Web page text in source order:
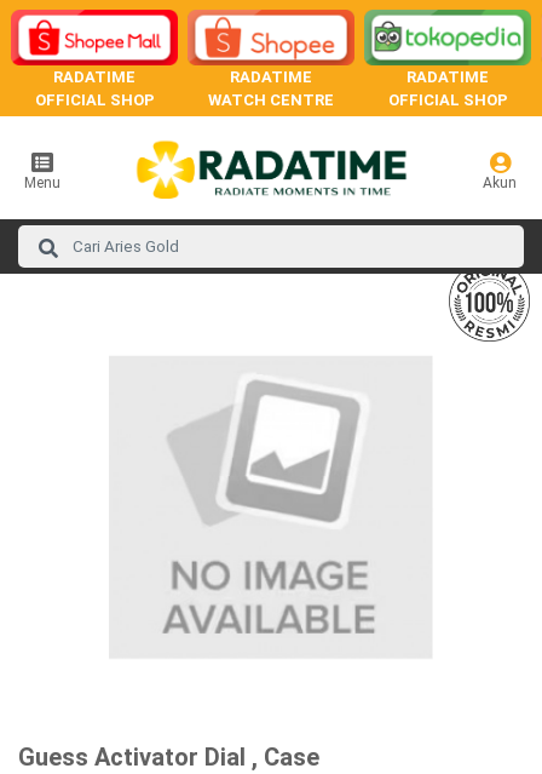
RADATIME
OFFICIAL SHOP
RADATIME
WATCH CENTRE
RADATIME
OFFICIAL SHOP
Menu Akun
Guess Activator Dial , Case